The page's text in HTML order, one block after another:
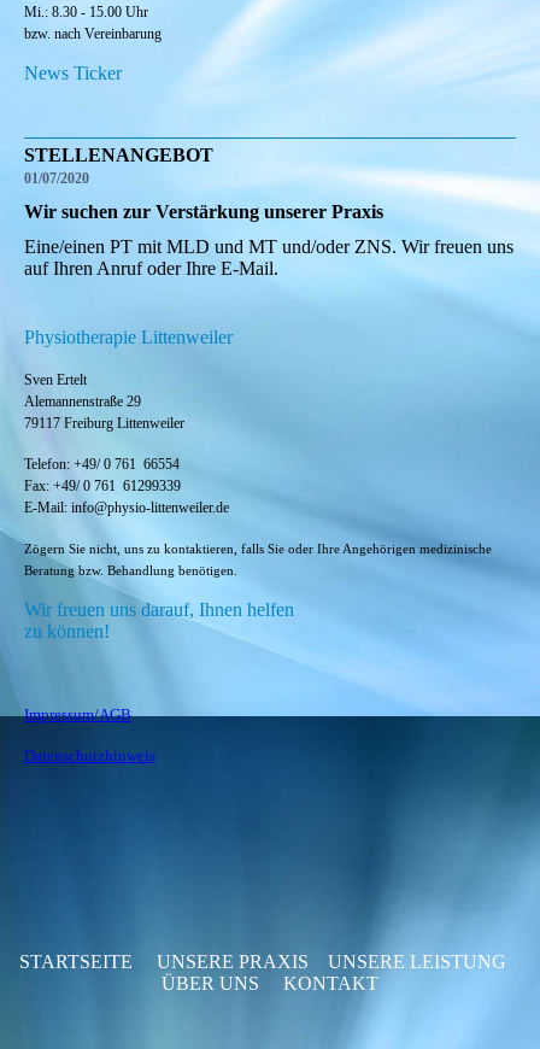
Mi.: 8.30 - 15.00 Uhr
bzw. nach Vereinbarung
News Ticker
STELLENANGEBOT
01/07/2020
Wir suchen zur Verstärkung unserer Praxis
Eine/einen PT mit MLD und MT und/oder ZNS. Wir freuen uns
auf Ihren Anruf oder Ihre E-Mail.
Physiotherapie Littenweiler
Sven Ertelt
Alemannenstraße 29
79117 Freiburg Littenweiler
Telefon: +49/ 0 761 66554
Fax: +49/ 0 761 61299339
E-Mail: info@physio-littenweiler.de
Zögern Sie nicht, uns zu kontaktieren , falls Sie oder Ihre Angehörigen medizinische
Beratung bzw. Behandlung benötigen.
Wir freuen uns darauf, Ihnen helfen
zu können!
Impressum/AGB
Datenschutzhinweis
STARTSEITE UNSERE PRAXIS
UNSERE LEISTUNG
ÜBER UNS
KONTAKT